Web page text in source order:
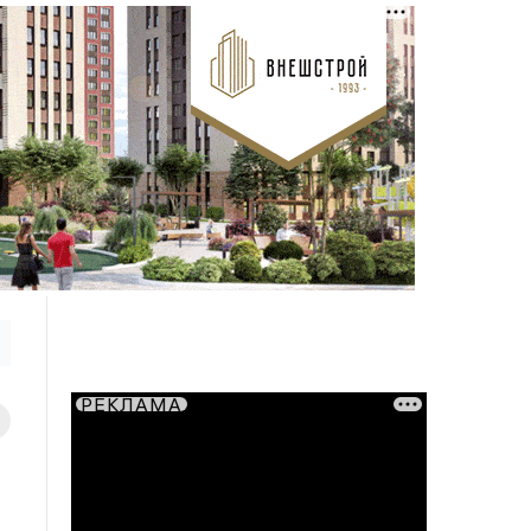
РЕКЛАМА